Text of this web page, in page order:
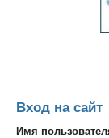
Вход на сайт
Имя